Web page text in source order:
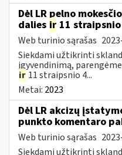
Dėl LR pelno
dalies ir 11
Web turinio sąrašas
Siekdami užtikrinti
įgyvendinimą,
ir 11 straipsnio 4...
Metai: 2023
Dėl LR akcizų
punkto komentaro
Web turinio sąrašas
Siekdami užtikrinti